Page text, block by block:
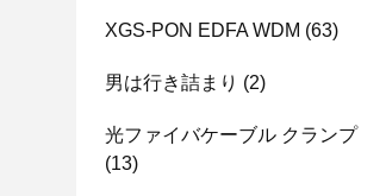
XGS-PON EDFA WDM (63)
男は行き詰まり (2)
光ファイバケーブル クランプ
(13)